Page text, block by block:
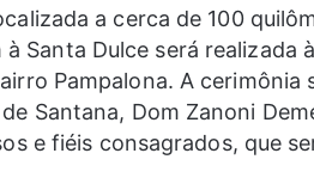
a cerca de 100
Santa Dulce será realizada
Pampalona. A cerimônia
Santana, Dom Zanoni
e fiéis consagrados, que